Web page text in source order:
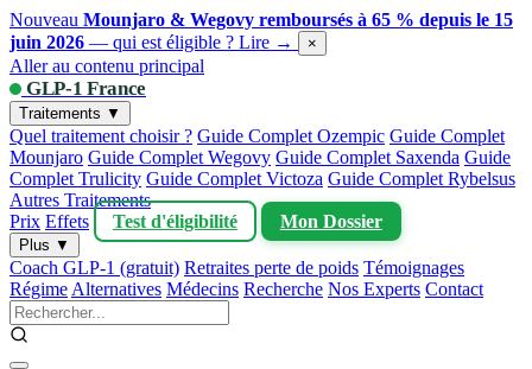
Nouveau Mounjaro & Wegovy remboursés à 65 % depuis le 15
juin 2026 — qui est éligible ? Lire → ×
Aller au contenu principal
GLP-1 France
Traitements ▼
Quel traitement choisir ? Guide Complet Ozempic Guide Complet
Mounjaro Guide Complet Wegovy Guide Complet Saxenda Guide
Complet Trulicity Guide Complet Victoza Guide Complet Rybelsus
Autres Traitements
Prix Effets Test d'éligibilité Mon Dossier
Plus ▼
Coach GLP-1 (gratuit) Retraites perte de poids Témoignages
Régime Alternatives Médecins Recherche Nos Experts Contact